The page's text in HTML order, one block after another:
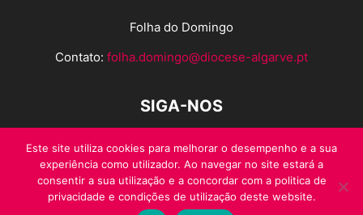
Folha do Domingo
Contato: folha.domingo@diocese-algarve.pt
SIGA-NOS
Este site utiliza cookies para melhorar o desempenho e a sua
experiência como utilizador. Ao navegar no site estará a
consentir a sua utilização e a concordar com a politica de
privacidade e condições de utilização deste website.